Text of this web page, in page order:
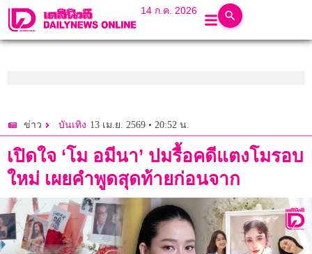
14 ก.ค. 2026
ข่าว บันเทิง 13 เม.ย. 2569 • 20:52 น.
เปิดใจ ‘โม อมีนา’ ปมรื้อคดีแตงโมรอบ
ใหม่ เผยคำพูดสุดท้ายก่อนจาก